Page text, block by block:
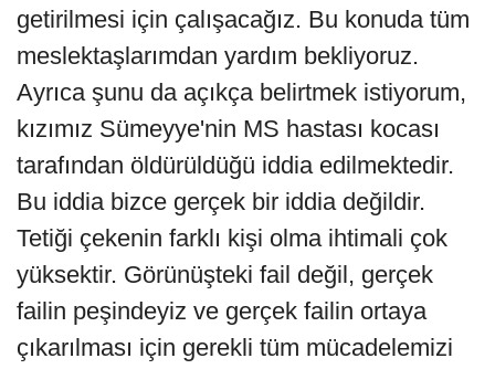
getirilmesi için çalışacağız. Bu konuda tüm
meslektaşlarımdan yardım bekliyoruz.
Ayrıca şunu da açıkça belirtmek istiyorum,
kızımız Sümeyye'nin MS hastası kocası
tarafından öldürüldüğü iddia edilmektedir.
Bu iddia bizce gerçek bir iddia değildir.
Tetiği çekenin farklı kişi olma ihtimali çok
yüksektir. Görünüşteki fail değil, gerçek
failin peşindeyiz ve gerçek failin ortaya
çıkarılması için gerekli tüm mücadelemizi